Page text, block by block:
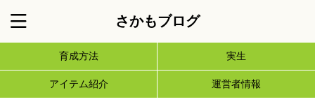
さかもブログ
育成方法 実生
アイテム紹介 運営者情報